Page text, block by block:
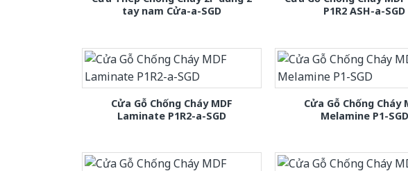
tay nam Cửa-a-SGD
P1R2 ASH-a-SGD
Cửa Gỗ Chống Cháy MDF
Laminate P1R2-a-SGD
Cửa Gỗ Chống Cháy
Melamine P1-SGD